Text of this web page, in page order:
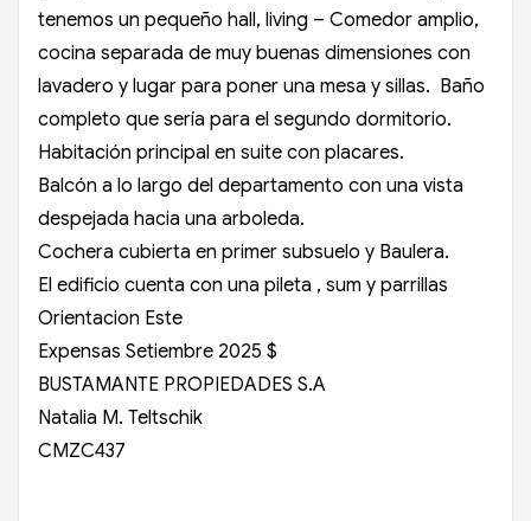
tenemos un pequeño hall, living – Comedor amplio,
cocina separada de muy buenas dimensiones con
lavadero y lugar para poner una mesa y sillas. Baño
completo que sería para el segundo dormitorio.
Habitación principal en suite con placares.
Balcón a lo largo del departamento con una vista
despejada hacia una arboleda.
Cochera cubierta en primer subsuelo y Baulera.
El edificio cuenta con una pileta , sum y parrillas
Orientacion Este
Expensas Setiembre 2025 $
BUSTAMANTE PROPIEDADES S.A
Natalia M. Teltschik
CMZC437